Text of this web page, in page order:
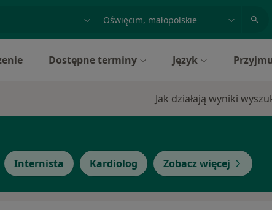
badanie lub nazwiskomiasto lub dzielnica
Dostępne terminy Język
Jak działają wyniki
Internista Kardiolog Zobacz więcej